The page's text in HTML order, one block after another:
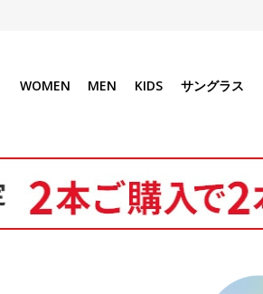
WOMEN MEN KIDS サングラス